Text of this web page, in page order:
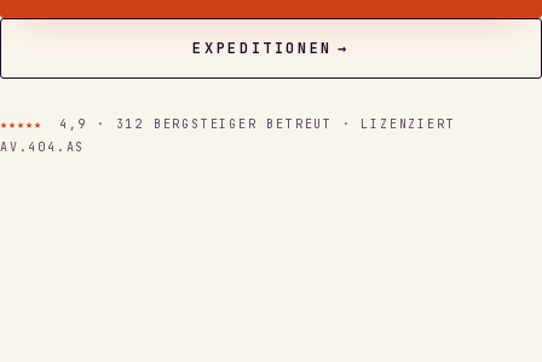
EXPEDITIONEN →
★★★★★
4,9 · 312 BERGSTEIGER BETREUT · LIZENZIERT
AV.404.AS